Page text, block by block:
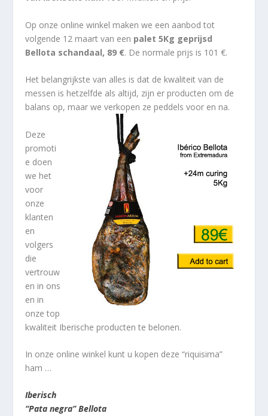
Op onze online winkel maken we een aanbod tot
volgende 12 maart van een palet 5Kg geprijsd
Bellota schandaal, 89 €. De normale prijs is 101 €.
Het belangrijkste van alles is dat de kwaliteit van de
messen is hetzelfde als altijd, zijn er producten om de
balans op, maar we verkopen ze peddels voor en na.
Deze
promoti
e doen
we het
voor
onze
klanten
en
volgers
die
vertrouw
en in ons
en in
onze top
kwaliteit Iberische producten te belonen.
In onze online winkel kunt u kopen deze “riquisima”
ham …
Iberisch
“Pata negra” Bellota